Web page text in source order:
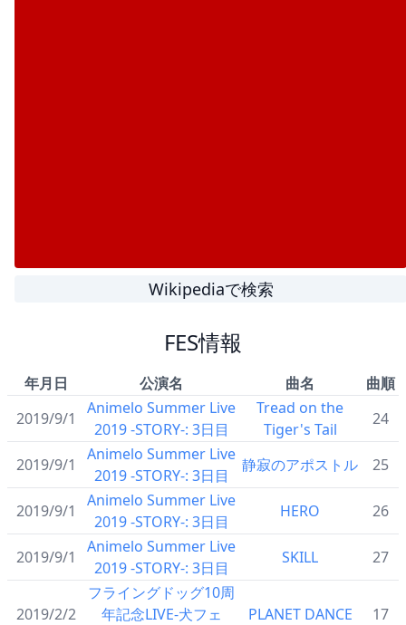
Wikipediaで検索
FES情報
年月日 公演名 曲名
曲順
2019/9/1
Animelo Summer Live
2019 -STORY-: 3日目
Tread on the
Tiger's Tail
24
2019/9/1
Animelo Summer Live
2019 -STORY-: 3日目
静寂のアポストル 25
2019/9/1
Animelo Summer Live
2019 -STORY-: 3日目
HERO 26
2019/9/1
Animelo Summer Live
2019 -STORY-: 3日目
SKILL 27
2019/2/2
フライングドッグ10周
年記念LIVE-犬フェ
PLANET DANCE 17